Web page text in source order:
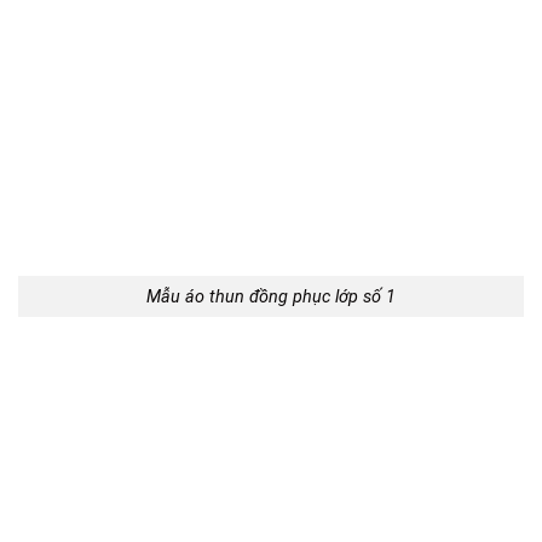
Mẫu áo thun đồng phục lớp số 1